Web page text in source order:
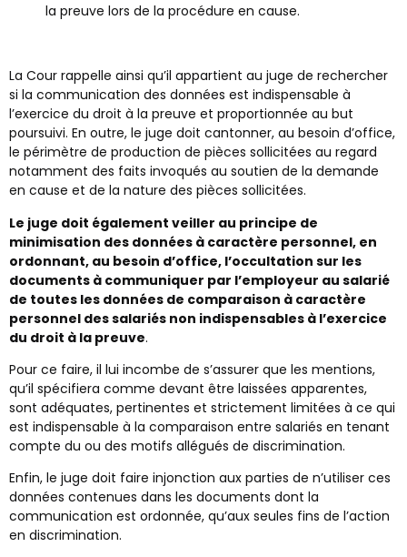
la preuve lors de la procédure en cause.
La Cour rappelle ainsi qu’il appartient au juge de rechercher
si la communication des données est indispensable à
l’exercice du droit à la preuve et proportionnée au but
poursuivi. En outre, le juge doit cantonner, au besoin d’office,
le périmètre de production de pièces sollicitées au regard
notamment des faits invoqués au soutien de la demande
en cause et de la nature des pièces sollicitées.
Le juge doit également veiller au principe de
minimisation des données à caractère personnel, en
ordonnant, au besoin d’office, l’occultation sur les
documents à communiquer par l’employeur au salarié
de toutes les données de comparaison à caractère
personnel des salariés non indispensables à l’exercice
du droit à la preuve.
Pour ce faire, il lui incombe de s’assurer que les mentions,
qu’il spécifiera comme devant être laissées apparentes,
sont adéquates, pertinentes et strictement limitées à ce qui
est indispensable à la comparaison entre salariés en tenant
compte du ou des motifs allégués de discrimination.
Enfin, le juge doit faire injonction aux parties de n’utiliser ces
données contenues dans les documents dont la
communication est ordonnée, qu’aux seules fins de l’action
en discrimination.